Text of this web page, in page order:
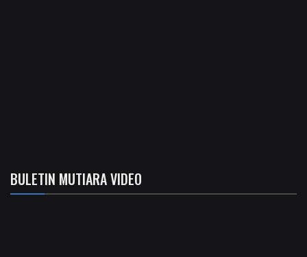
BULETIN MUTIARA VIDEO